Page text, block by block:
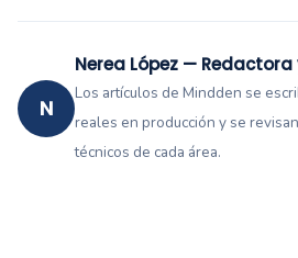
N
Nerea López —
Los artículos de Mindden se
reales en producción y se
técnicos de cada área.